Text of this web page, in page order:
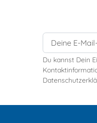
Du kannst Dein